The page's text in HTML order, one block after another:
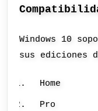
Windows 10
sus ediciones
Home
Pro